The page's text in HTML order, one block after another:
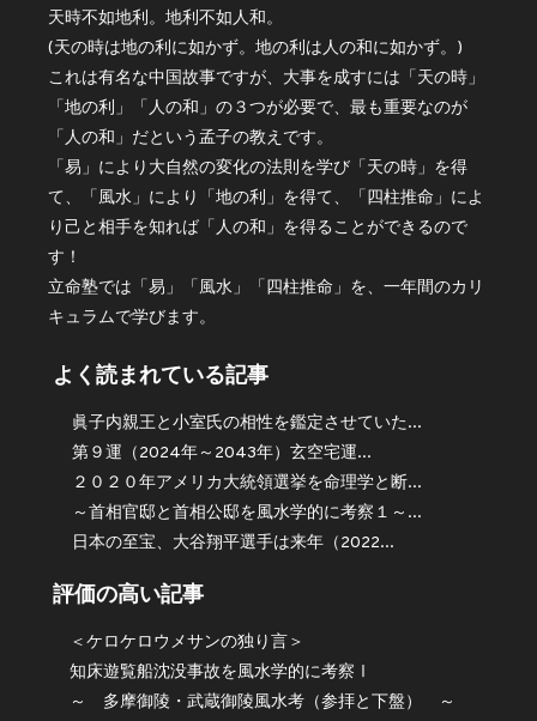
天時不如地利。地利不如人和。
(天の時は地の利に如かず。地の利は人の和に如かず。)
これは有名な中国故事ですが、大事を成すには「天の時」
「地の利」「人の和」の３つが必要で、最も重要なのが
「人の和」だという孟子の教えです。
「易」により大自然の変化の法則を学び「天の時」を得
て、「風水」により「地の利」を得て、「四柱推命」によ
り己と相手を知れば「人の和」を得ることができるので
す！
立命塾では「易」「風水」「四柱推命」を、一年間のカリ
キュラムで学びます。
よく読まれている記事
眞子内親王と小室氏の相性を鑑定させていた...
第９運（2024年～2043年）玄空宅運...
２０２０年アメリカ大統領選挙を命理学と断...
～首相官邸と首相公邸を風水学的に考察１～...
日本の至宝、大谷翔平選手は来年（2022...
評価の高い記事
＜ケロケロウメサンの独り言＞
知床遊覧船沈没事故を風水学的に考察Ⅰ
～ 多摩御陵・武蔵御陵風水考（参拝と下盤） ～